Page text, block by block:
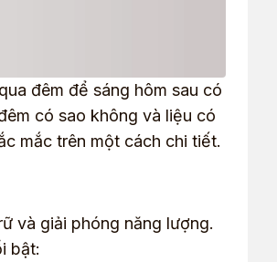
đêm để sáng hôm sau có
có sao không và liệu có
mắc trên một cách chi tiết.
và giải phóng năng lượng.
bật: